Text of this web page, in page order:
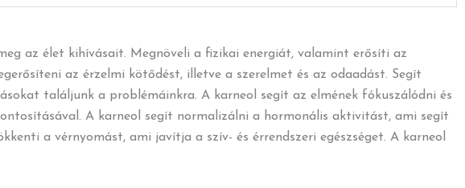
az élet kihívásait. Megnöveli a fizikai energiát, valamint erősíti az
az érzelmi kötődést, illetve a szerelmet és az odaadást. Segít
találjunk a problémáinkra. A karneol segít az elmének fókuszálódni és
A karneol segít normalizálni a hormonális aktivitást, ami segít
a vérnyomást, ami javítja a szív- és érrendszeri egészséget. A karneol